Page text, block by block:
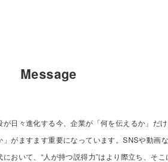
Message
日々進化する今、企業が「何を伝えるか」だ
」がますます重要になっています。SNSや動画
おいて、“人が持つ説得力”はより際立ち、そこ